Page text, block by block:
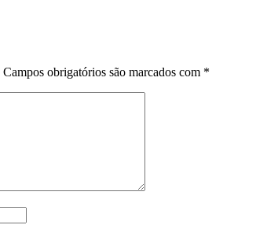
Campos obrigatórios são marcados com *